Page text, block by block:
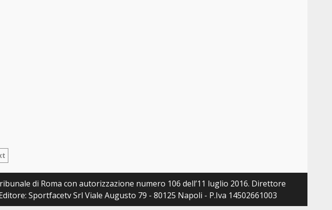
di Roma con autorizzazione numero 106 dell’11 luglio 2016. Direttore
Sportfacetv Srl Viale Augusto 79 - 80125 Napoli - P.Iva 14502661003